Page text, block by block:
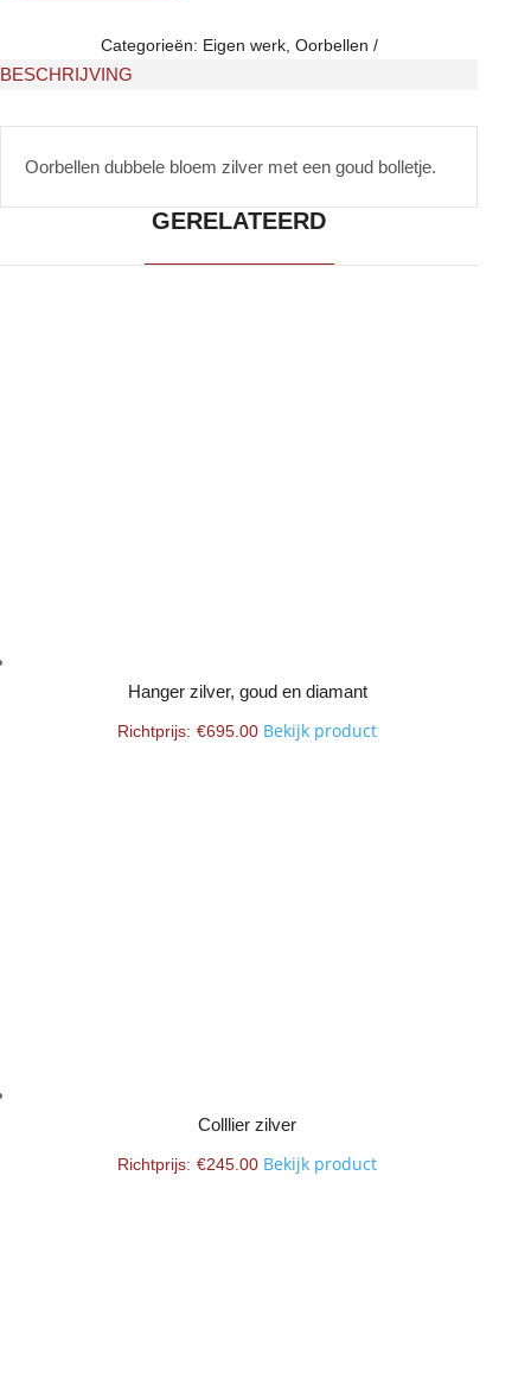
Categorieën: Eigen werk, Oorbellen
BESCHRIJVING
Oorbellen dubbele bloem zilver met een goud bolletje.
GERELATEERD
Hanger zilver, goud en diamant
€695.00 Bekijk product
Colllier zilver
€245.00 Bekijk product